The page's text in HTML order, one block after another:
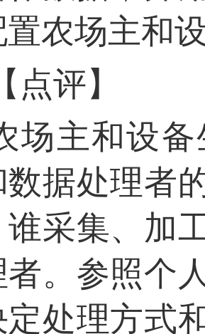
农场主和
【点评】
场主和设
数据处理者
谁采集、加
者。参照个
定处理方式